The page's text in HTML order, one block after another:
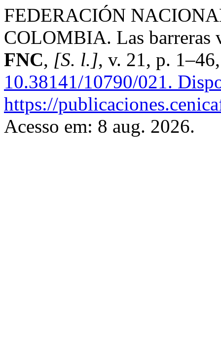
FEDERACIÓN
COLOMBIA. Las barreras
FNC, [S. l.], v. 21, p.
10.38141/10790/021.
https://
Acesso em: 8 aug. 2026.